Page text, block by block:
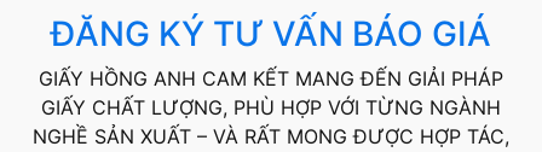
ĐĂNG KÝ TƯ VẤN BÁO GIÁ
GIẤY HỒNG ANH CAM KẾT MANG ĐẾN GIẢI PHÁP
GIẤY CHẤT LƯỢNG, PHÙ HỢP VỚI TỪNG NGÀNH
NGHỀ SẢN XUẤT – VÀ RẤT MONG ĐƯỢC HỢP TÁC,